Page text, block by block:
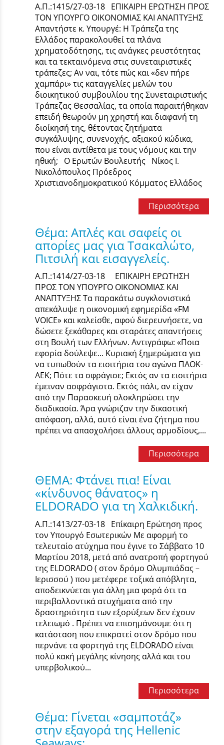
Α.Π.:1415/27-03-18 ΕΠΙΚΑΙΡΗ ΕΡΩΤΗΣΗ ΠΡΟΣ
ΤΟΝ ΥΠΟΥΡΓΟ ΟΙΚΟΝΟΜΙΑΣ ΚΑΙ ΑΝΑΠΤΥΞΗΣ
Απαντήστε κ. Υπουργέ: Η Τράπεζα της
Ελλάδος παρακολουθεί τα πλάνα
χρηματοδότησης, τις ανάγκες ρευστότητας
και τα τεκταινόμενα στις συνεταιριστικές
τράπεζες; Αν ναι, τότε πώς και «δεν πήρε
χαμπάρι» τις καταγγελίες μελών του
διοικητικού συμβουλίου της Συνεταιριστικής
Τράπεζας Θεσσαλίας, τα οποία παραιτήθηκαν
επειδή θεωρούν μη χρηστή και διαφανή τη
διοίκησή της, θέτοντας ζητήματα
συγκάλυψης, συνενοχής, αξιακού κώδικα,
που είναι αντίθετα με τους νόμους και την
ηθική; Ο Ερωτών Βουλευτής Νίκος Ι.
Νικολόπουλος Πρόεδρος
Χριστιανοδημοκρατικού Κόμματος Ελλάδος
Περισσότερα
Θέμα: Απλές και σαφείς οι
απορίες μας για Τσακαλώτο,
Πιτσιλή και εισαγγελείς.
Α.Π.:1414/27-03-18 ΕΠΙΚΑΙΡΗ ΕΡΩΤΗΣΗ
ΠΡΟΣ ΤΟΝ ΥΠΟΥΡΓΟ ΟΙΚΟΝΟΜΙΑΣ ΚΑΙ
ΑΝΑΠΤΥΞΗΣ Τα παρακάτω συγκλονιστικά
απεκάλυψε η οικονομική εφημερίδα «FM
VOICE» και καλείσθε, αφού διερευνήσετε, να
δώσετε ξεκάθαρες και σταράτες απαντήσεις
στη Βουλή των Ελλήνων. Αντιγράφω: «Ποια
εφορία δούλεψε... Κυριακή ξημερώματα για
να τυπωθούν τα εισιτήρια του αγώνα ΠΑΟΚ-
ΑΕΚ; Πότε τα σφράγισε; Εκτός αν τα εισιτήρια
έμειναν ασφράγιστα. Εκτός πάλι, αν είχαν
από την Παρασκευή ολοκληρώσει την
διαδικασία. Άρα γνώριζαν την δικαστική
απόφαση, αλλά, αυτό είναι ένα ζήτημα που
πρέπει να απασχολήσει άλλους αρμοδίους,...
Περισσότερα
ΘΕΜΑ: Φτάνει πια! Είναι
«κίνδυνος θάνατος» η
ELDORADO για τη Χαλκιδική.
Α.Π.:1413/27-03-18 Επίκαιρη Ερώτηση προς
τον Υπουργό Εσωτερικών Με αφορμή το
τελευταίο ατύχημα που έγινε το Σάββατο 10
Μαρτίου 2018, μετά από ανατροπή φορτηγού
της ELDORADO ( στον δρόμο Ολυμπιάδας –
Ιερισσού ) που μετέφερε τοξικά απόβλητα,
αποδεικνύεται για άλλη μια φορά ότι τα
περιβαλλοντικά ατυχήματα από την
δραστηριότητα των εξορύξεων δεν έχουν
τελειωμό . Πρέπει να επισημάνουμε ότι η
κατάσταση που επικρατεί στον δρόμο που
περνάνε τα φορτηγά της ELDORADO είναι
πολύ κακή μεγάλης κίνησης αλλά και του
υπερβολικού...
Περισσότερα
Θέμα: Γίνεται «σαμποτάζ»
στην εξαγορά της Hellenic